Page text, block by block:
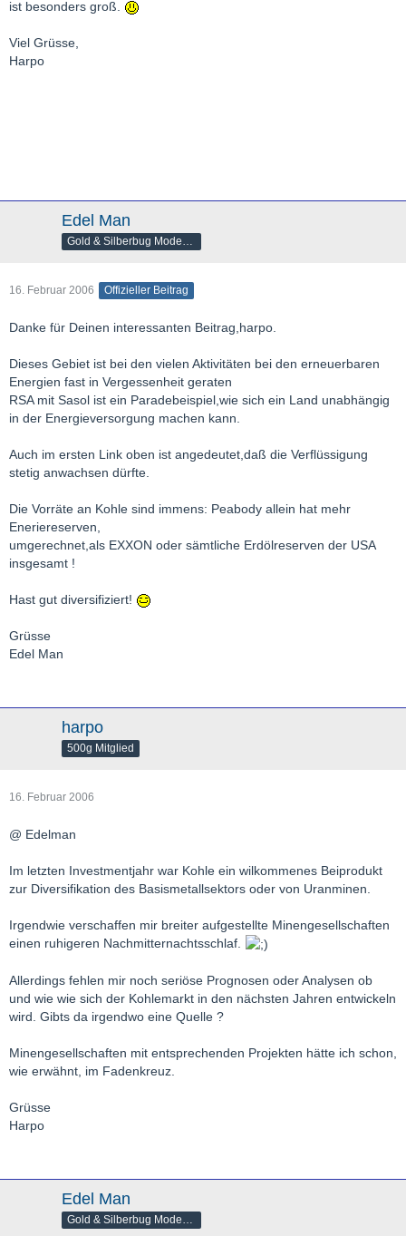
ist besonders groß.
Viel Grüsse,
Harpo
Edel Man
16. Februar 2006 Offizieller Beitrag
Danke für Deinen interessanten Beitrag,harpo.
Dieses Gebiet ist bei den vielen Aktivitäten bei den erneuerbaren
Energien fast in Vergessenheit geraten
RSA mit Sasol ist ein Paradebeispiel,wie sich ein Land unabhängig
in der Energieversorgung machen kann.
Auch im ersten Link oben ist angedeutet,daß die Verflüssigung
stetig anwachsen dürfte.
Die Vorräte an Kohle sind immens: Peabody allein hat mehr
Eneriereserven,
umgerechnet,als EXXON oder sämtliche Erdölreserven der USA
insgesamt !
Hast gut diversifiziert!
Grüsse
Edel Man
harpo
500g Mitglied
16. Februar 2006
@ Edelman
Im letzten Investmentjahr war Kohle ein wilkommenes Beiprodukt
zur Diversifikation des Basismetallsektors oder von Uranminen.
Irgendwie verschaffen mir breiter aufgestellte Minengesellschaften
einen ruhigeren Nachmitternachtsschlaf.
Allerdings fehlen mir noch seriöse Prognosen oder Analysen ob
und wie wie sich der Kohlemarkt in den nächsten Jahren entwickeln
wird. Gibts da irgendwo eine Quelle ?
Minengesellschaften mit entsprechenden Projekten hätte ich schon,
wie erwähnt, im Fadenkreuz.
Grüsse
Harpo
Edel Man
Gold & Silberbug Moderator